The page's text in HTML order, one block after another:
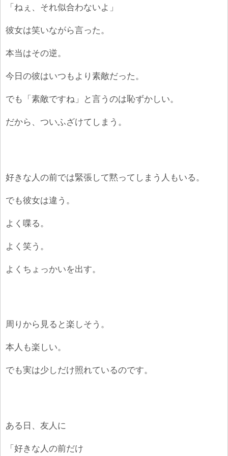
「ねぇ、それ似合わないよ」
彼女は笑いながら言った。
本当はその逆。
今日の彼はいつもより素敵だった。
でも「素敵ですね」と言うのは恥ずかしい。
だから、ついふざけてしまう。
好きな人の前では緊張して黙ってしまう人もいる。
でも彼女は違う。
よく喋る。
よく笑う。
よくちょっかいを出す。
周りから見ると楽しそう。
本人も楽しい。
でも実は少しだけ照れているのです。
ある日、友人に
「好きな人の前だけ